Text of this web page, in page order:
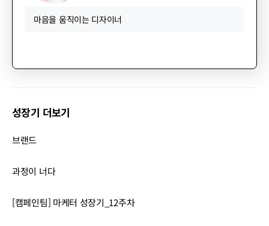
마음을 움직이는 디자이너
성장기 더보기
브랜드
과정이 너다
[캠페인팀] 마케터 성장기_12주차